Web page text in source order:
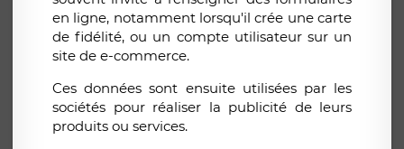
en ligne, notamment lorsqu'il crée une carte
de fidélité, ou un compte utilisateur sur un
site de e-commerce.
Ces données sont ensuite utilisées par les
sociétés pour réaliser la publicité de leurs
produits ou services.